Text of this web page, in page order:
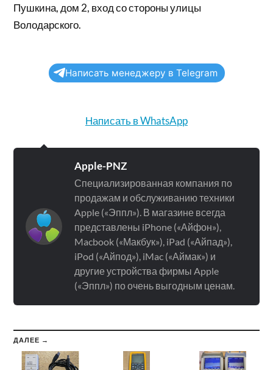
Пушкина, дом 2, вход со стороны улицы
Володарского.
Написать менеджеру в Telegram
Написать в WhatsApp
Apple-PNZ
Специализированная компания по
продажам и обслуживанию техники
Apple («Эппл»). В магазине всегда
представлены iPhone («Айфон»),
Macbook («Макбук»), iPad («Айпад»),
iPod («Айпод»), iMac («Аймак») и
другие устройства фирмы Apple
(«Эппл») по очень выгодным ценам.
ДАЛЕЕ →